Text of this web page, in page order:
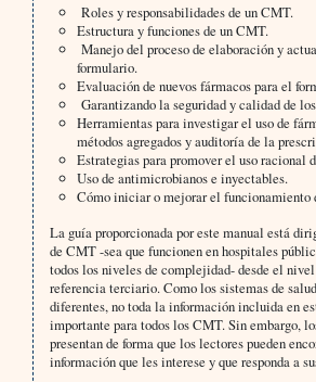
Roles y responsabilidades de un CMT.
Estructura y funciones de un CMT.
Manejo del proceso de elaboración y
formulario.
Evaluación de nuevos fármacos para el
Garantizando la seguridad y calidad de
Herramientas para investigar el uso de
métodos agregados y auditoría de la
Estrategias para promover el uso racional
Uso de antimicrobianos e inyectables.
Cómo iniciar o mejorar el funcionamiento
La guía proporcionada por este manual está
de CMT -sea que funcionen en hospitales
todos los niveles de complejidad- desde el
referencia terciario. Como los sistemas de
diferentes, no toda la información incluida en
importante para todos los CMT. Sin embargo,
presentan de forma que los lectores pueden
información que les interese y que responda a